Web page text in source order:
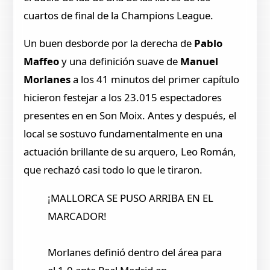
cuartos de final de la Champions League.
Un buen desborde por la derecha de Pablo
Maffeoy una definición suave de Manuel
Morlanesa los 41 minutos del primer capítulo
hicieron festejar a los 23.015 espectadores
presentes en en Son Moix. Antes y después, el
local se sostuvo fundamentalmente en una
actuación brillante de su arquero, Leo Román,
que rechazó casi todo lo que le tiraron.
¡MALLORCA SE PUSO ARRIBA EN EL
MARCADOR!
Morlanes definió dentro del área para